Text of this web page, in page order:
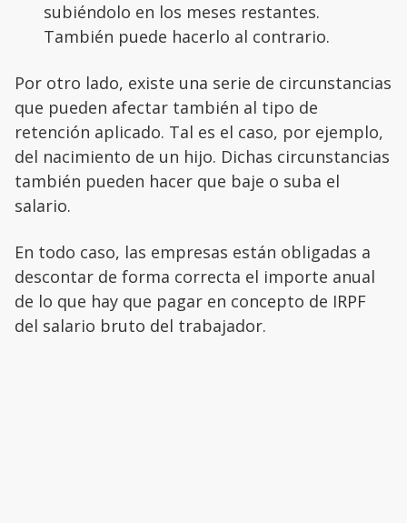
subiéndolo en los meses restantes.
También puede hacerlo al contrario.
Por otro lado, existe una serie de circunstancias
que pueden afectar también al tipo de
retención aplicado. Tal es el caso, por ejemplo,
del nacimiento de un hijo. Dichas circunstancias
también pueden hacer que baje o suba el
salario.
En todo caso, las empresas están obligadas a
descontar de forma correcta el importe anual
de lo que hay que pagar en concepto de IRPF
del salario bruto del trabajador.